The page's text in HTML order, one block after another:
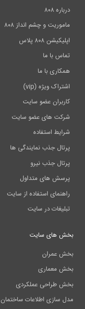
درباره ۸۰۸
ماموریت و چشم انداز ۸۰۸
اپلیکیشن ۸۰۸ پلاس
تماس با ما
همکاری با ما
اشتراک ویژه (vip)
کاربران عضو سایت
شرکت های عضو سایت
شرایط استفاده
پرتال جذب نمایندگی ها
پرتال جذب نیرو
پرسش های متداول
راهنمای استفاده از سایت
تبلیغات در سایت
بخش های سایت
بخش عمران
بخش معماری
بخش طراحی عملکردی
مدل سازی اطلاعات ساختمان BIM